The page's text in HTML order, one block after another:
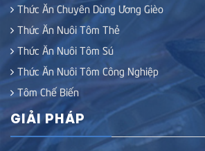
Thức Ăn Chuyên Dùng Ương Gièo
Thức Ăn Nuôi Tôm Thẻ
Thức Ăn Nuôi Tôm Sú
Thức Ăn Nuôi Tôm Công Nghiệp
Tôm Chế Biến
GIẢI PHÁP